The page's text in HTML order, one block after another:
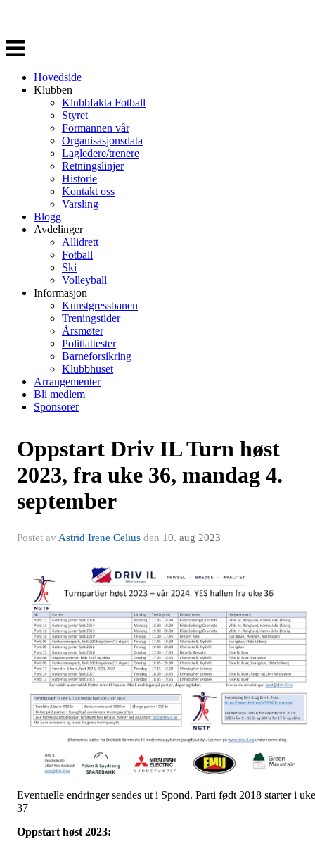
Veksle
navigasjon
Hovedside
Klubben
Klubbfakta Fotball
Styret
Formannen vår
Organisasjonsdata
Lagledere/trenere
Retningslinjer
Historie
Kontakt oss
Varsling
Blogg
Avdelinger
Allidrett
Fotball
Ski
Volleyball
Informasjon
Kunstgressbanen
Treningstider
Årsmøter
Politiattester
Barneforsikring
Klubbhuset
Arrangementer
Bli medlem
Sponsorer
Oppstart Driv IL Turn høst
2023, fra uke 36, mandag 4.
september
Postet av Astrid Irene Celius den 10. aug 2023
Eventuelle endringer sendes ut i Spond. Parti født 2018 starter i uke
37
Oppstart høst 2023: